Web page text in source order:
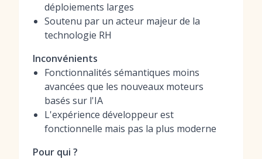
déploiements larges
Soutenu par un acteur majeur de la
technologie RH
Inconvénients
Fonctionnalités sémantiques moins
avancées que les nouveaux moteurs
basés sur l'IA
L'expérience développeur est
fonctionnelle mais pas la plus moderne
Pour qui ?